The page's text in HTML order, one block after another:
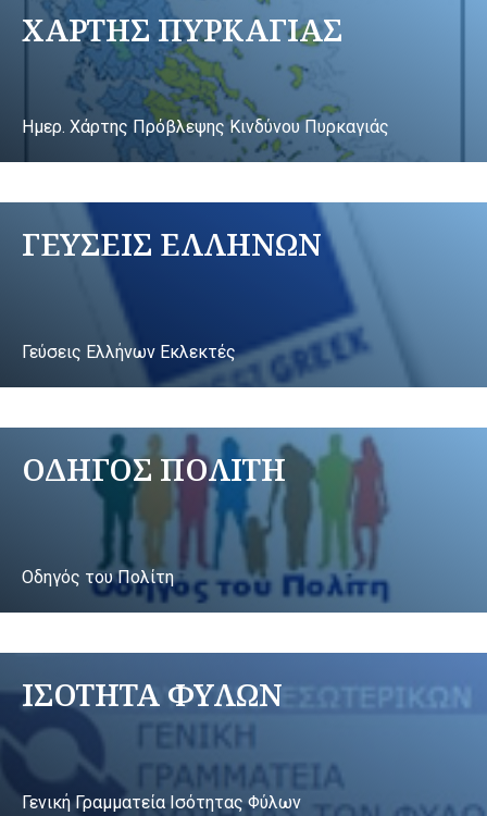
ΧΑΡΤΗΣ ΠΥΡΚΑΓΙΑΣ
Ημερ. Χάρτης Πρόβλεψης Κινδύνου Πυρκαγιάς
ΓΕΥΣΕΙΣ ΕΛΛΗΝΩΝ
Γεύσεις Ελλήνων Εκλεκτές
ΟΔΗΓΟΣ ΠΟΛΙΤΗ
Οδηγός του Πολίτη
ΙΣΟΤΗΤΑ ΦΥΛΩΝ
Γενική Γραμματεία Ισότητας Φύλων